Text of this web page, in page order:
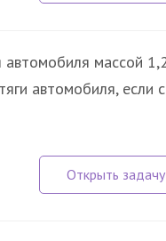
массой
автомобиля,